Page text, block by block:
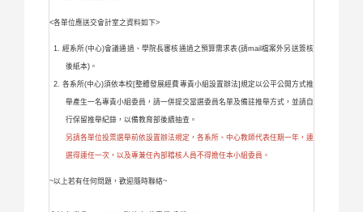
<各單位應送交會計室之資料如下>
經系所(中心)會議通過、學院長審核通過之預算需求表(請mail檔案外另送簽核
後紙本)。
各系所(中心)須依本校[整體發展經費專責小組設置辦法]規定以公平公開方式推
舉產生一名專責小組委員，請一併提交當選委員名單及備註推舉方式，並請自
行保留推舉紀錄，以備教育部後續抽查。
另請各單位投票選舉前依設置辦法規定，各系所、中心教師代表任期一年，連
選得連任一次，以及專兼任內部稽核人員不得擔任本小組委員。
~以上若有任何問題，歡迎隨時聯絡~